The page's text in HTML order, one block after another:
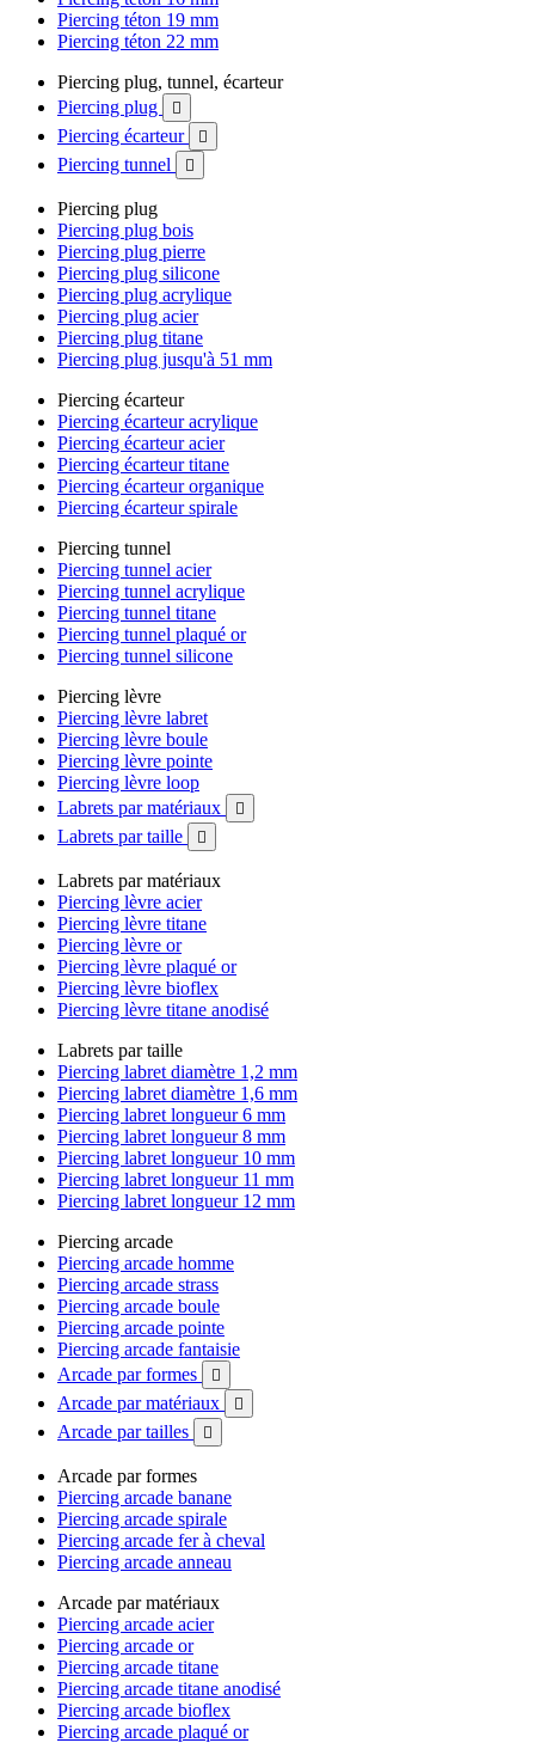
Piercing téton 19 mm
Piercing téton 22 mm
Piercing plug, tunnel, écarteur
Piercing plug

Piercing écarteur 
Piercing tunnel 
Piercing plug
Piercing plug bois
Piercing plug pierre
Piercing plug silicone
Piercing plug acrylique
Piercing plug acier
Piercing plug titane
Piercing plug jusqu'à 51 mm
Piercing écarteur
Piercing écarteur acrylique
Piercing écarteur acier
Piercing écarteur titane
Piercing écarteur organique
Piercing écarteur spirale
Piercing tunnel
Piercing tunnel acier
Piercing tunnel acrylique
Piercing tunnel titane
Piercing tunnel plaqué or
Piercing tunnel silicone
Piercing lèvre
Piercing lèvre labret
Piercing lèvre boule
Piercing lèvre pointe
Piercing lèvre loop
Labrets par matériaux

Labrets par taille 
Labrets par matériaux
Piercing lèvre acier
Piercing lèvre titane
Piercing lèvre or
Piercing lèvre plaqué or
Piercing lèvre bioflex
Piercing lèvre titane anodisé
Labrets par taille
Piercing labret diamètre 1,2 mm
Piercing labret diamètre 1,6 mm
Piercing labret longueur 6 mm
Piercing labret longueur 8 mm
Piercing labret longueur 10 mm
Piercing labret longueur 11 mm
Piercing labret longueur 12 mm
Piercing arcade
Piercing arcade homme
Piercing arcade strass
Piercing arcade boule
Piercing arcade pointe
Piercing arcade fantaisie
Arcade par formes

Arcade par matériaux 
Arcade par tailles 
Arcade par formes
Piercing arcade banane
Piercing arcade spirale
Piercing arcade fer à cheval
Piercing arcade anneau
Arcade par matériaux
Piercing arcade acier
Piercing arcade or
Piercing arcade titane
Piercing arcade titane anodisé
Piercing arcade bioflex
Piercing arcade plaqué or